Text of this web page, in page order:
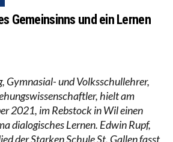
Gemeinsinns und ein Lernen
Gymnasial- und Volksschullehrer,
hielt am
2021, im Rebstock in Wil einen
dialogisches Lernen. Edwin Rupf,
der Starken Schule St. Gallen fasst